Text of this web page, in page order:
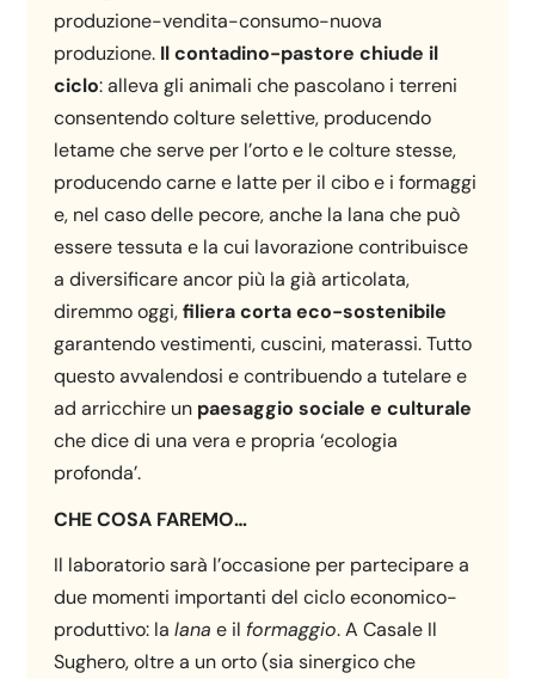
produzione-vendita-consumo-nuova
produzione. Il contadino-pastore chiude il
ciclo: alleva gli animali che pascolano i terreni
consentendo colture selettive, producendo
letame che serve per l’orto e le colture stesse,
producendo carne e latte per il cibo e i formaggi
e, nel caso delle pecore, anche la lana che può
essere tessuta e la cui lavorazione contribuisce
a diversificare ancor più la già articolata,
diremmo oggi,filiera corta eco-sostenibile
garantendo vestimenti, cuscini, materassi. Tutto
questo avvalendosi e contribuendo a tutelare e
ad arricchire un paesaggio sociale e culturale
che dice di una vera e propria ‘ecologia
profonda’.
CHE COSA FAREMO…
Il laboratorio sarà l’occasione per partecipare a
due momenti importanti del ciclo economico-
produttivo: lalana e il formaggio. A Casale Il
Sughero, oltre a un orto (sia sinergico che